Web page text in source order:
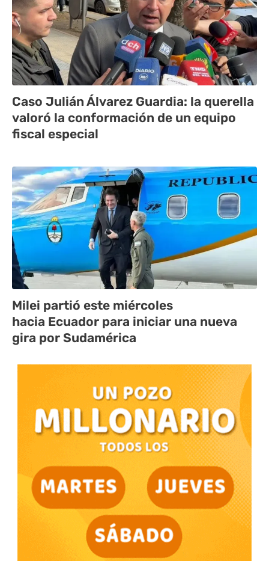
Caso Julián Álvarez Guardia: la querella
valoró la conformación de un equipo
fiscal especial
Milei partió este miércoles
hacia Ecuador para iniciar una nueva
gira por Sudamérica